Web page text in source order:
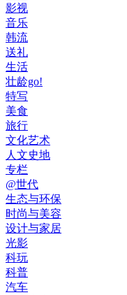
影视
音乐
韩流
送礼
生活
壮龄go!
特写
美食
旅行
文化艺术
人文史地
专栏
@世代
生态与环保
时尚与美容
设计与家居
光影
科玩
科普
汽车